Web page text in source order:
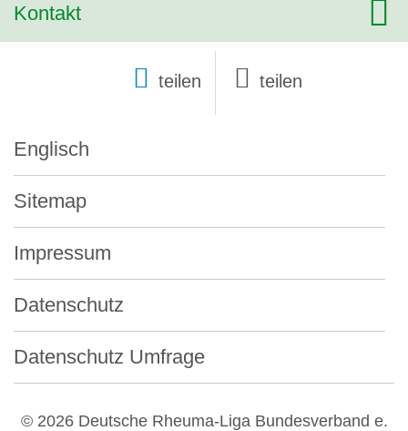
Kontakt
teilen
© 2026 Deutsche Rheuma-Liga Bundesverband e.
Englisch
Sitemap
Impressum
Datenschutz
Datenschutz Umfrage